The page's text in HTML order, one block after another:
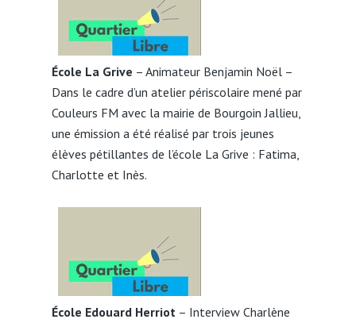
École La Grive – Animateur Benjamin Noël –
Dans le cadre d’un atelier périscolaire mené par
Couleurs FM avec la mairie de Bourgoin Jallieu,
une émission a été réalisé par trois jeunes
élèves pétillantes de l’école La Grive : Fatima,
Charlotte et Inès.
École Edouard Herriot – Interview Charlène